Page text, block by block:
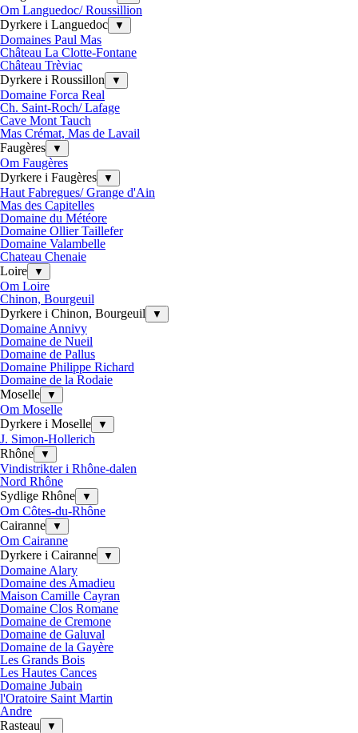
Om Languedoc/ Roussillion
Dyrkere i Languedoc
▼
Domaines Paul Mas
Château La Clotte-Fontane
Château Trèviac
Dyrkere i Roussillon
▼
Domaine Forca Real
Ch. Saint-Roch/ Lafage
Cave Mont Tauch
Mas Crémat, Mas de Lavail
Faugères
▼
Om Faugères
Dyrkere i Faugères
▼
Haut Fabregues/ Grange d'Ain
Mas des Capitelles
Domaine du Météore
Domaine Ollier Taillefer
Domaine Valambelle
Chateau Chenaie
Loire
▼
Om Loire
Chinon, Bourgeuil
Dyrkere i Chinon, Bourgeuil
▼
Domaine Annivy
Domaine de Nueil
Domaine de Pallus
Domaine Philippe Richard
Domaine de la Rodaie
Moselle
▼
Om Moselle
Dyrkere i Moselle
▼
J. Simon-Hollerich
Rhône
▼
Vindistrikter i Rhône-dalen
Nord Rhône
Sydlige Rhône
▼
Om Côtes-du-Rhône
Cairanne
▼
Om Cairanne
Dyrkere i Cairanne
▼
Domaine Alary
Domaine des Amadieu
Maison Camille Cayran
Domaine Clos Romane
Domaine de Cremone
Domaine de Galuval
Domaine de la Gayère
Les Grands Bois
Les Hautes Cances
Domaine Jubain
l'Oratoire Saint Martin
Andre
Rasteau
▼